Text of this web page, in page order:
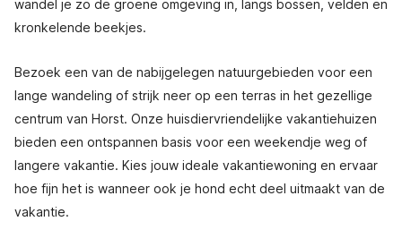
wandel je zo de groene omgeving in, langs bossen, velden en
kronkelende beekjes.
Bezoek een van de nabijgelegen natuurgebieden voor een
lange wandeling of strijk neer op een terras in het gezellige
centrum van Horst. Onze huisdiervriendelijke vakantiehuizen
bieden een ontspannen basis voor een weekendje weg of
langere vakantie. Kies jouw ideale vakantiewoning en ervaar
hoe fijn het is wanneer ook je hond echt deel uitmaakt van de
vakantie.